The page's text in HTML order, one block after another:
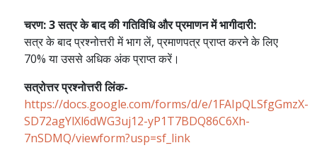
चरण: 3 सत्र के बाद की गतिविधि और प्रमाणन में भागीदारी:
सत्र के बाद प्रश्नोत्तरी में भाग लें, प्रमाणपत्र प्राप्त करने के लिए
70% या उससे अधिक अंक प्राप्त करें।
सत्रोत्तर प्रश्नोत्तरी लिंक-
https://docs.google.com/forms/d/e/1FAIpQLSfgGmzX-
SD72agYlXl6dWG3uj12-yP1T7BDQ86C6Xh-
7nSDMQ/viewform?usp=sf_link